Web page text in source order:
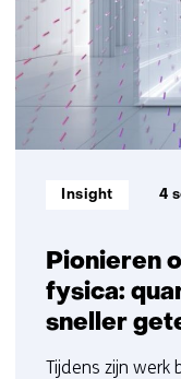
Pionieren
fysica:
sneller
Informatietype:
Insight 4
Tijdens zijn werk